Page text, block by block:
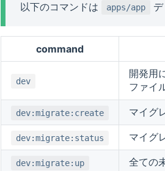
以下のコマンドは
apps/app
command
dev
開発用
ファイ
dev:migrate:create マイグ
dev:migrate:status マイグ
dev:migrate:up 全ての